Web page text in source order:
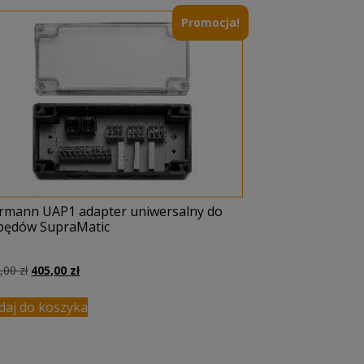
Promocja!
UAP1 adapter uniwersalny do
SupraMatic
zł Pierwotna
wynosiła:
496,00 zł.
405,00 złAktualna
wynosi:
405,00 zł.
do koszyka